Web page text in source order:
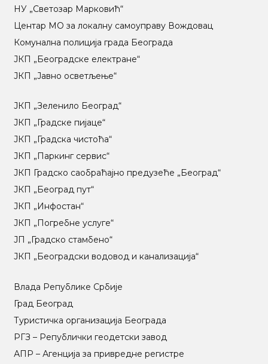
НУ „Светозар Марковић“
Центар МO за локалну самоуправу Вождовац
Комунална полиција града Београда
ЈКП „Београдске електране“
ЈКП „Јавно осветљење“
ЈКП „Зеленило Београд“
ЈКП „Градске пијаце“
ЈКП „Градска чистоћа“
ЈКП „Паркинг сервис“
ЈКП Градско саобраћајно предузеће „Београд“
ЈКП „Београд пут“
ЈКП „Инфостан“
ЈКП „Погребне услуге“
ЈП „Градско стамбено“
ЈКП „Београдски водовод и канализација“
Влада Републике Србије
Град Београд
Туристичка организација Београда
РГЗ – Републички геодетски завод
АПР – Агенција за привредне регистре